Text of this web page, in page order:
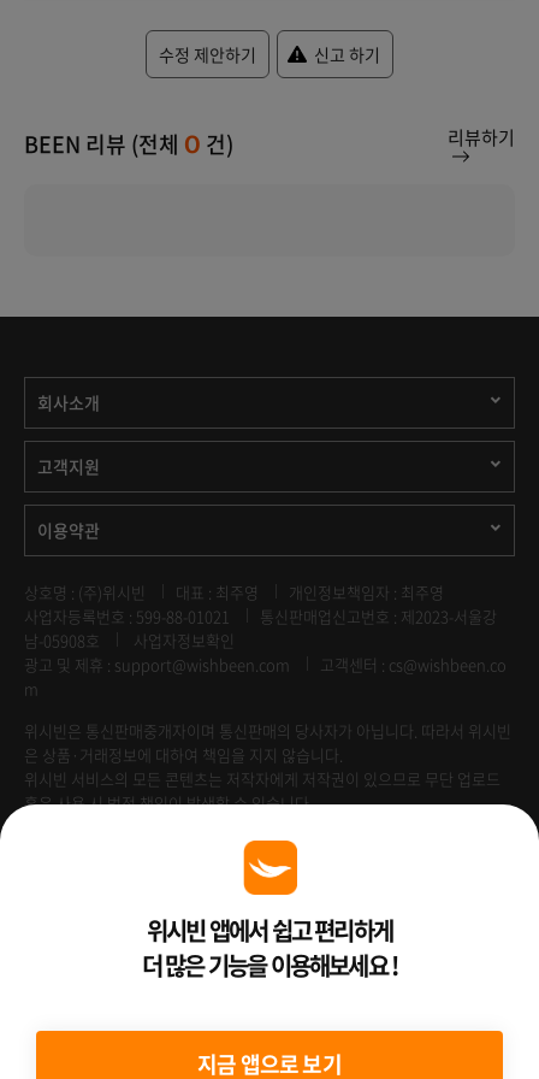
수정 제안하기 신고 하기
BEEN 리뷰 (전체 0 건) 리뷰하기
회사소개
고객지원
이용약관
상호명 : (주)위시빈 대표 : 최주영
개인정보책임자 : 최주영
사업자등록번호 : 599-88-01021
통신판매업신고번호 : 제2023-서울강
남-05908호
사업자정보확인
광고 및 제휴 : support@wishbeen.com
고객센터 : cs@wishbeen.co
m
위시빈은 통신판매중개자이며 통신판매의 당사자가 아닙니다. 따라서 위시빈
은 상품·거래정보에 대하여 책임을 지지 않습니다.
위시빈 서비스의 모든 콘텐츠는 저작자에게 저작권이 있으므로 무단 업로드
혹은 사용 시 법적 책임이 발생할 수 있습니다.
Venture Enterprise위시빈 앱에서 쉽고 편리하게
더 많은 기능을 이용해보세요 !
지금 앱으로 보기